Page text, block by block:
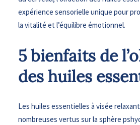
expérience sensorielle unique pour
la vitalité et l’équilibre émotionnel.
5 bienfaits de
des huiles
Les huiles essentielles à visée
nombreuses vertus sur la sphère